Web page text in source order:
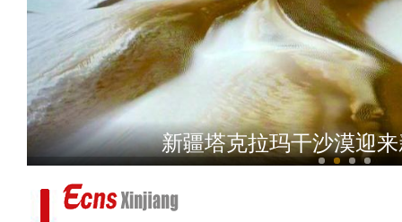
新疆：吉尔吉斯斯坦甜瓜首
新疆塔克拉玛干沙漠迎